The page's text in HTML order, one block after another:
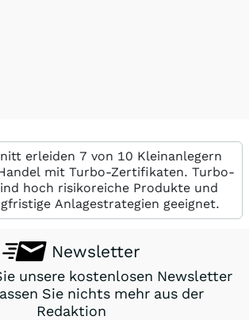
erleiden 7 von 10 Kleinanlegern
mit Turbo-Zertifikaten. Turbo-
hoch risikoreiche Produkte und
Anlagestrategien geeignet.
Newsletter
unsere kostenlosen Newsletter
Sie nichts mehr aus der
Redaktion